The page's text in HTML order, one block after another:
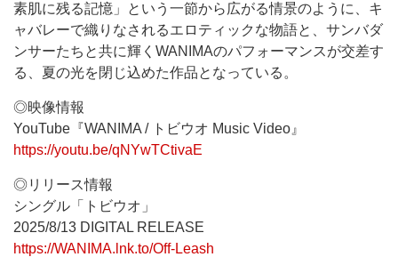
素肌に残る記憶」という一節から広がる情景のように、キ
ャバレーで織りなされるエロティックな物語と、サンバダ
ンサーたちと共に輝くWANIMAのパフォーマンスが交差す
る、夏の光を閉じ込めた作品となっている。
◎映像情報
YouTube『WANIMA / トビウオ Music Video』
https://youtu.be/qNYwTCtivaE
◎リリース情報
シングル「トビウオ」
2025/8/13 DIGITAL RELEASE
https://WANIMA.lnk.to/Off-Leash